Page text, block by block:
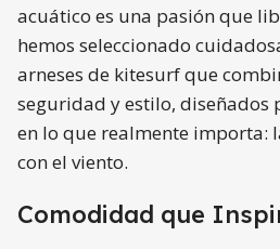
acuático es una pasión que
hemos seleccionado
arneses de kitesurf que
seguridad y estilo, diseñados
en lo que realmente importa:
con el viento.
Comodidad que